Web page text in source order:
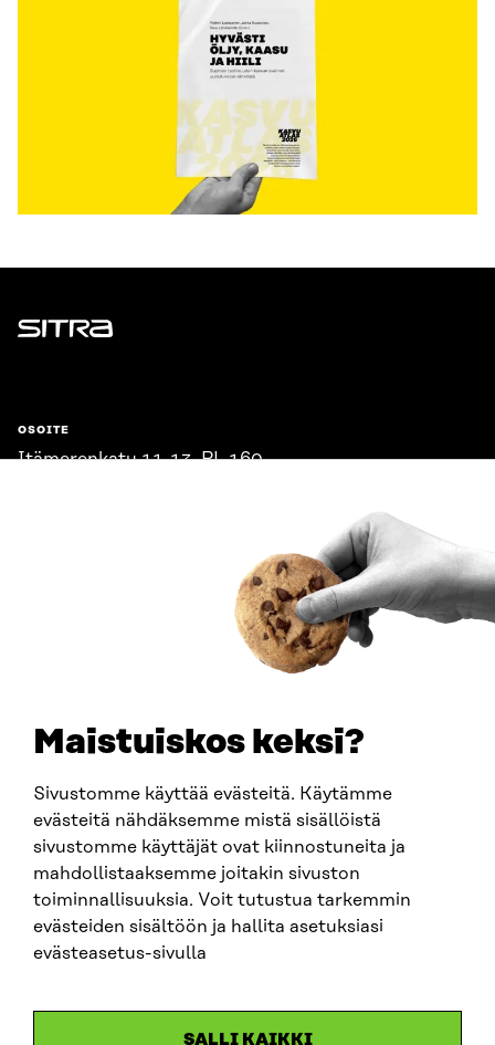
Maistuiskos keksi?
Sivustomme käyttää evästeitä. Käytämme
evästeitä nähdäksemme mistä sisällöistä
sivustomme käyttäjät ovat kiinnostuneita ja
mahdollistaaksemme joitakin sivuston
toiminnallisuuksia. Voit tutustua tarkemmin
evästeiden sisältöön ja hallita asetuksiasi
evästeasetus-sivulla
SALLI KAIKKI
Sitra
OSOITE
Itämerenkatu 11-13, PL 160,
SITRA SOSIAALISESSA MEDIASSA
LinkedIn
Instagram
YouTube